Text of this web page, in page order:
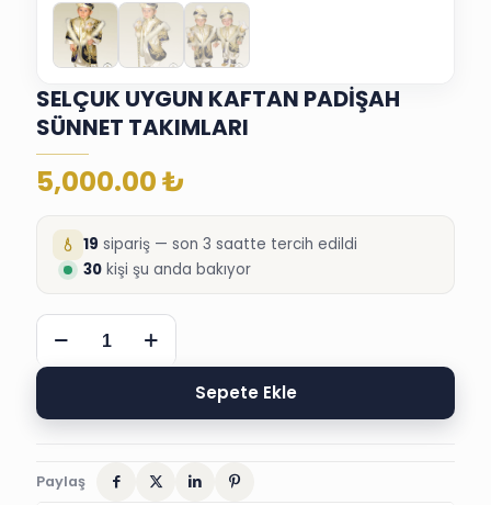
SELÇUK UYGUN KAFTAN PADİŞAH
SÜNNET TAKIMLARI
5,000.00₺
19 sipariş — son 3 saatte tercih edildi
30 kişi şu anda bakıyor
SELÇUK
UYGUN
KAFTAN
SÜNNET
Sepete Ekle
Paylaş